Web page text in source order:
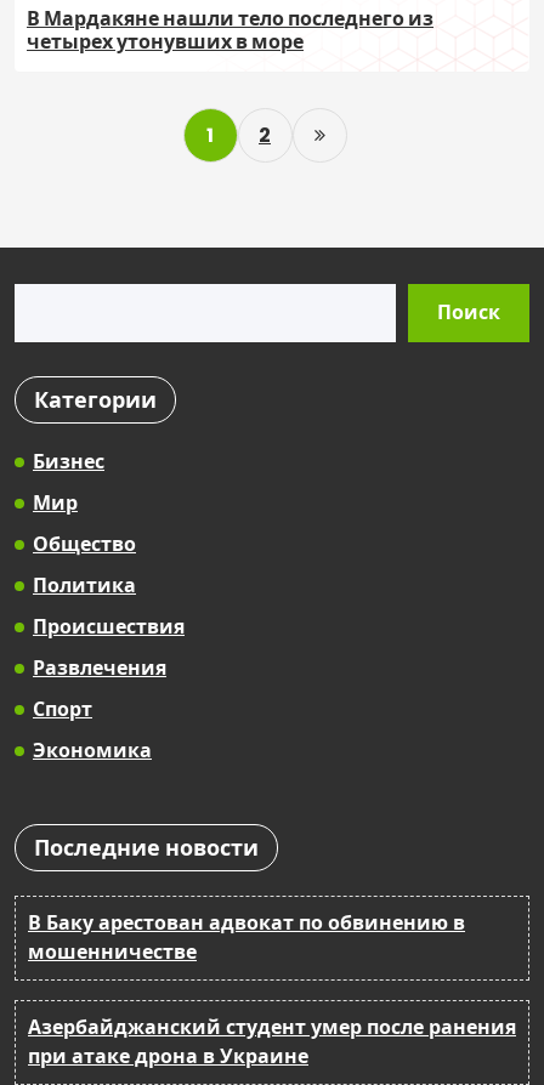
В Мардакяне нашли тело последнего из
четырех утонувших в море
P
o
a
1 2
Поиск
Категории
Бизнес
Мир
Общество
Политика
Происшествия
Развлечения
Спорт
Экономика
Последние новости
В Баку арестован адвокат по обвинению в
мошенничестве
Азербайджанский студент умер после ранения
при атаке дрона в Украине